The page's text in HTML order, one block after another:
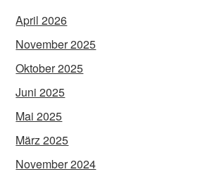
April 2026
November 2025
Oktober 2025
Juni 2025
Mai 2025
März 2025
November 2024